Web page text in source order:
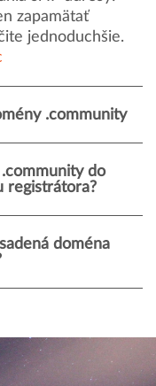
zapamätať
jednoduchšie.
.community
do
registrátora?
doména